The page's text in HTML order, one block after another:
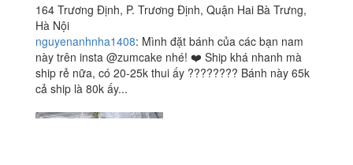
164 Trương Định, P. Trương Định, Quận Hai Bà Trưng,
Hà Nội
nguyenanhnha1408: Mình đặt bánh của các bạn nam
này trên insta @zumcake nhé! ❤️ Ship khá nhanh mà
ship rẻ nữa, có 20-25k thui ấy ???????? Bánh này 65k
cả ship là 80k ấy...